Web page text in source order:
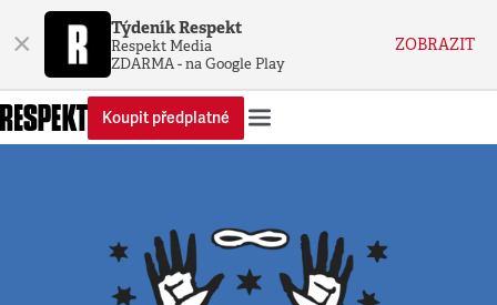
× Týdeník Respekt
Respekt Media
ZDARMA - na Google Play
ZOBRAZIT
Koupit předplatné